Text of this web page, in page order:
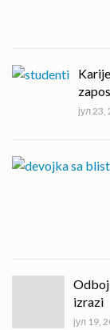
јул
izrazi
јул 19,